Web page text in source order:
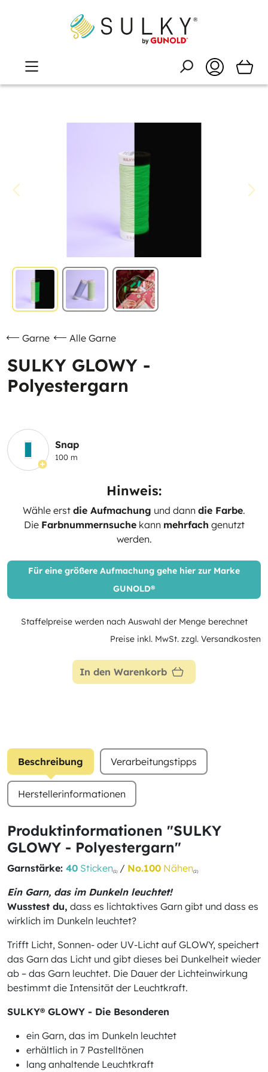
Garne Alle Garne
SULKY GLOWY -
Polyestergarn
Snap
100 m
Hinweis:
Wähle erst die Aufmachung und dann die Farbe.
Die Farbnummernsuchekann mehrfach genutzt
werden.
Für eine größere Aufmachung gehe hier zur Marke
GUNOLD®
Staffelpreise werden nach Auswahl der Menge berechnet
Preise inkl. MwSt. zzgl. Versandkosten
In den Warenkorb
Beschreibung Verarbeitungstipps
Herstellerinformationen
Produktinformationen "SULKY
GLOWY - Polyestergarn"
Garnstärke: 40 Sticken(1)/ No.100 Nähen(2)
Ein Garn, das im Dunkeln leuchtet!
Wusstest du, dass es lichtaktives Garn gibt und dass es
wirklich im Dunkeln leuchtet?
Trifft Licht, Sonnen- oder UV-Licht auf GLOWY, speichert
das Garn das Licht und gibt dieses bei Dunkelheit wieder
ab – das Garn leuchtet. Die Dauer der Lichteinwirkung
bestimmt die Intensität der Leuchtkraft.
SULKY® GLOWY - Die Besonderen
ein Garn, das im Dunkeln leuchtet
erhältlich in 7 Pastelltönen
lang anhaltende Leuchtkraft